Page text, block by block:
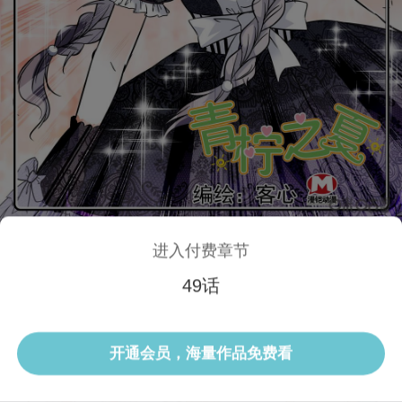
选集 当前话
进入付费章节
49话
开通会员，海量作品免费看